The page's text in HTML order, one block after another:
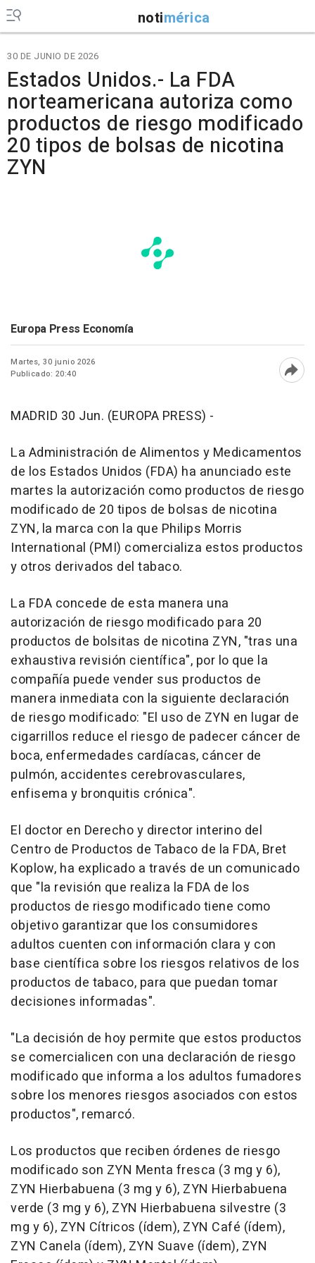
notimérica
30 DE JUNIO DE 2026
Estados Unidos.- La FDA
norteamericana autoriza como
productos de riesgo modificado
20 tipos de bolsas de nicotina
ZYN
Europa Press Economía
Martes, 30 junio 2026
Publicado: 20:40
MADRID 30 Jun. (EUROPA PRESS) -
La Administración de Alimentos y Medicamentos
de los Estados Unidos (FDA) ha anunciado este
martes la autorización como productos de riesgo
modificado de 20 tipos de bolsas de nicotina
ZYN, la marca con la que Philips Morris
International (PMI) comercializa estos productos
y otros derivados del tabaco.
La FDA concede de esta manera una
autorización de riesgo modificado para 20
productos de bolsitas de nicotina ZYN, "tras una
exhaustiva revisión científica", por lo que la
compañía puede vender sus productos de
manera inmediata con la siguiente declaración
de riesgo modificado: "El uso de ZYN en lugar de
cigarrillos reduce el riesgo de padecer cáncer de
boca, enfermedades cardíacas, cáncer de
pulmón, accidentes cerebrovasculares,
enfisema y bronquitis crónica".
El doctor en Derecho y director interino del
Centro de Productos de Tabaco de la FDA, Bret
Koplow, ha explicado a través de un comunicado
que "la revisión que realiza la FDA de los
productos de riesgo modificado tiene como
objetivo garantizar que los consumidores
adultos cuenten con información clara y con
base científica sobre los riesgos relativos de los
productos de tabaco, para que puedan tomar
decisiones informadas".
"La decisión de hoy permite que estos productos
se comercialicen con una declaración de riesgo
modificado que informa a los adultos fumadores
sobre los menores riesgos asociados con estos
productos", remarcó.
Los productos que reciben órdenes de riesgo
modificado son ZYN Menta fresca (3 mg y 6),
ZYN Hierbabuena (3 mg y 6), ZYN Hierbabuena
verde (3 mg y 6), ZYN Hierbabuena silvestre (3
mg y 6), ZYN Cítricos (ídem), ZYN Café (ídem),
ZYN Canela (ídem), ZYN Suave (ídem), ZYN